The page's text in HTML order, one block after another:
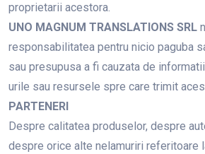
proprietarii acestora.
UNO MAGNUM TRANSLATIONS SRL
responsabilitatea pentru nicio paguba
sau presupusa a fi cauzata de
urile sau resursele spre care trimit
PARTENERI
Despre calitatea produselor, despre
despre orice alte nelamuriri referitoare